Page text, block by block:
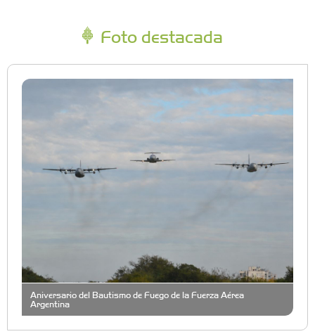
Foto destacada
Aniversario del Bautismo de Fuego de la Fuerza Aérea
Argentina